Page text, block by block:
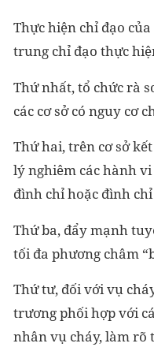
Thực hiện chỉ đạo
trung chỉ đạo thực
Thứ nhất, tổ chức rà
các cơ sở có nguy cơ
Thứ hai, trên cơ sở
lý nghiêm các hành
đình chỉ hoặc đình
Thứ ba, đẩy mạnh
tối đa phương châm
Thứ tư, đối với vụ
trương phối hợp với
nhân vụ cháy, làm rõ